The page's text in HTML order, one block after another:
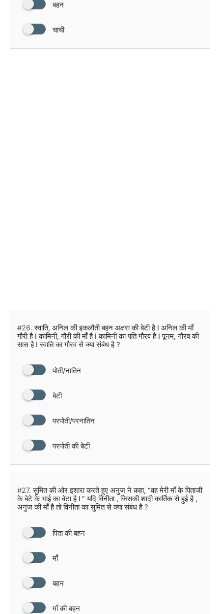
बहन
चाची
#26. स्वाति, अनिल की इकलौती बहन अक्षरा की बेटी है I अनिल की माँ
गौरी है I कामिनी, गौरी की माँ है I कामिनी का पति गौरव है I पूनम, गौरव की
सास है I स्वाति का गौरव से क्या संबंध है ?
पोती/नातिन
बेटी
परपोती/परनातिन
परपोती की बेटी
#27. सुमित की ओर इशारा करते हुए अनुज ने कहा, “वह मेरी माँ के पिताजी
के बेटे के भाई का बेटा है l ” यदि विनीता , जिसकी शादी कार्तिक से हुई है ,
अनुज की माँ है तो विनीता का सुमित से क्या संबंध है ?
पिता की बहन
माँ
बहन
माँ की बहन